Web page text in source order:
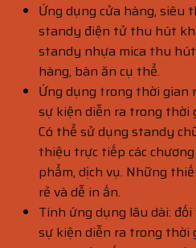
Ứng dụng cửa hàng, siêu
standy điện tử thu hút
standy nhựa mica thu
hàng, bàn ăn cụ thể.
Ứng dụng trong thời gian
sự kiện diễn ra trong thời
Có thể sử dụng standy
thiệu trực tiếp các
phẩm, dịch vụ. Những
rẻ và dễ in ấn.
Tính ứng dụng lâu dài:
sự kiện diễn ra trong thời